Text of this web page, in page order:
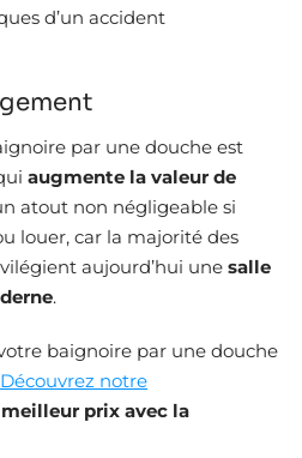
d’un accident
par une douche est
augmente la valeur de
atout non négligeable si
louer, car la majorité des
aujourd’hui une salle
.
baignoire par une douche
Découvrez notre
prix avec la